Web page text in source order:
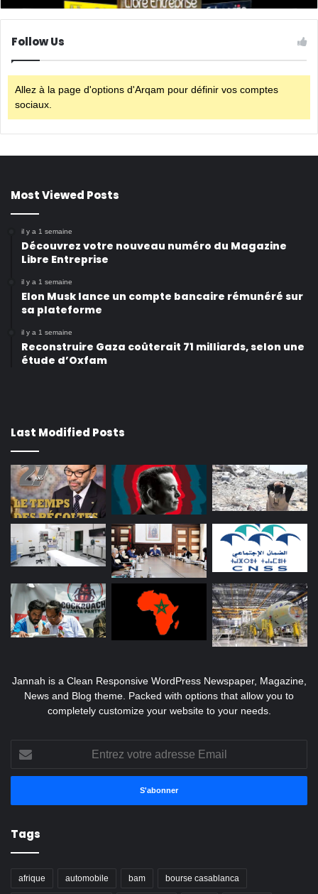
Follow Us
Allez à la page d'options d'Arqam pour définir vos comptes
sociaux.
Most Viewed Posts
il y a 1 semaine
Découvrez votre nouveau numéro du Magazine
Libre Entreprise
il y a 1 semaine
Elon Musk lance un compte bancaire rémunéré sur
sa plateforme
il y a 1 semaine
Reconstruire Gaza coûterait 71 milliards, selon une
étude d’Oxfam
Last Modified Posts
Jannah is a Clean Responsive WordPress Newspaper, Magazine,
News and Blog theme. Packed with options that allow you to
completely customize your website to your needs.
votre
adresse
Tags
afrique automobile bam bourse casablanca